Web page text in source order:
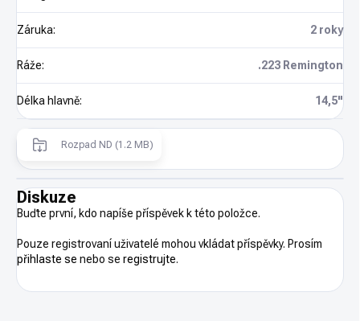
Záruka: 2 roky
Ráže: .223 Remington
Délka hlavně: 14,5"
Rozpad ND (1.2 MB)
Diskuze
Buďte první, kdo napíše příspěvek k této položce.
Pouze registrovaní uživatelé mohou vkládat příspěvky. Prosím
přihlaste se nebo se registrujte.